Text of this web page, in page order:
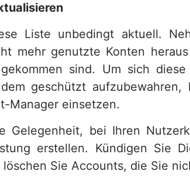
Liste unbedingt aktuell.
mehr genutzte Konten
sind. Um sich
geschützt aufzubewahren,
Manager einsetzen.
Gelegenheit, bei Ihren
erstellen. Kündigen Sie
Sie Accounts, die Sie